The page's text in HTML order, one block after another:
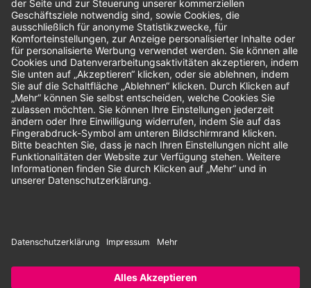
Unsere Zahlungsarten:
Rechnung SEPA-Lastschrift Vorkasse